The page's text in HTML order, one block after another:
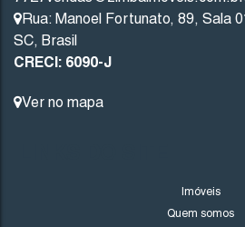
Rua: Manoel Fortunato, 89, Sala
SC, Brasil
CRECI: 6090-J
Ver no mapa
Imóveis
Quem somos